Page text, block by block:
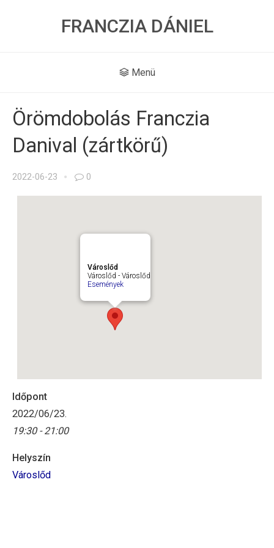
FRANCZIA DÁNIEL
Menü
Örömdobolás Franczia
Danival (zártkörű)
2022-06-23 0
Városlőd
Városlőd - Városlőd
Események
Időpont
2022/06/23.
19:30 - 21:00
Helyszín
Városlőd